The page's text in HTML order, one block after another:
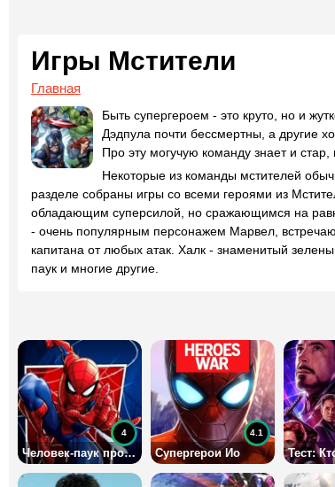
Игры Мстители
Главная
Быть супергероем - это круто, но и
Дэдпула почти бессмертны, а другие
Про эту могучую команду знает и
Некоторые из команды мстителей
разделе собраны игры со всеми героями из
обладающим суперсилой, но сражающимся на
- очень популярным персонажем Марвел,
капитана от любых атак. Халк - знаменитый
паук и многие другие.
Человек-паук против Мистерио
4
Супергерои Ио
4.1